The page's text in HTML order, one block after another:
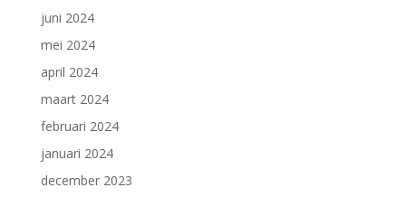
juni 2024
mei 2024
april 2024
maart 2024
februari 2024
januari 2024
december 2023